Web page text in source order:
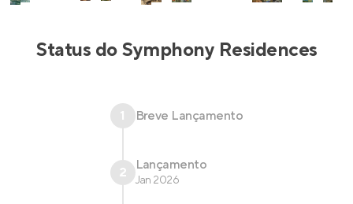
Status doSymphony Residences
1 Breve Lançamento
2 Lançamento
Jan 2026